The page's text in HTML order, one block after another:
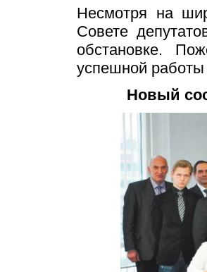
Несмотря на
Совете
обстановке.
успешной работы
Новый